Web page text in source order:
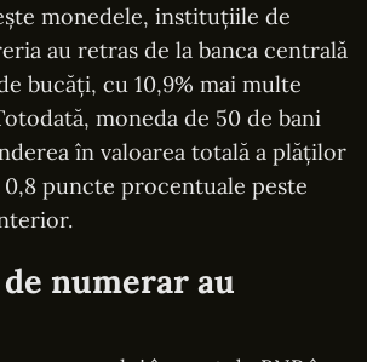
monedele, instituțiile de
au retras de la banca centrală
bucăți, cu 10,9% mai multe
moneda de 50 de bani
în valoarea totală a plăților
0,8 puncte procentuale peste
numerar au